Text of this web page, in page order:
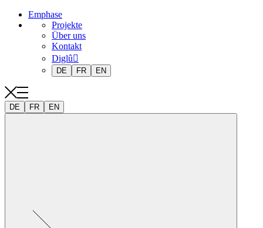
Emphase
Projekte
Über uns
Kontakt
Diglû
DE FR EN
DE FR EN